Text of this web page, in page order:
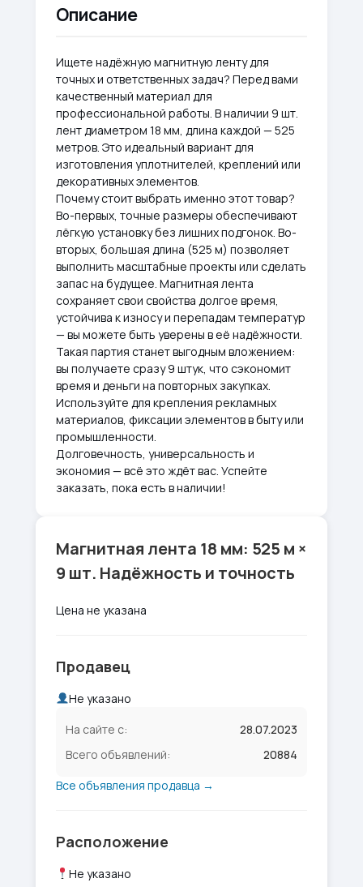
Описание
Ищете надёжную магнитную ленту для
точных и ответственных задач? Перед вами
качественный материал для
профессиональной работы. В наличии 9 шт.
лент диаметром 18 мм, длина каждой — 525
метров. Это идеальный вариант для
изготовления уплотнителей, креплений или
декоративных элементов.
Почему стоит выбрать именно этот товар?
Во-первых, точные размеры обеспечивают
лёгкую установку без лишних подгонок. Во-
вторых, большая длина (525 м) позволяет
выполнить масштабные проекты или сделать
запас на будущее. Магнитная лента
сохраняет свои свойства долгое время,
устойчива к износу и перепадам температур
— вы можете быть уверены в её надёжности.
Такая партия станет выгодным вложением:
вы получаете сразу 9 штук, что сэкономит
время и деньги на повторных закупках.
Используйте для крепления рекламных
материалов, фиксации элементов в быту или
промышленности.
Долговечность, универсальность и
экономия — всё это ждёт вас. Успейте
заказать, пока есть в наличии!
Магнитная лента 18 мм: 525 м ×
9 шт. Надёжность и точность
Цена не указана
Продавец
Не указано
На сайте с:
28.07.2023
Всего объявлений:
20884
Все объявления продавца →
Расположение
Не указано